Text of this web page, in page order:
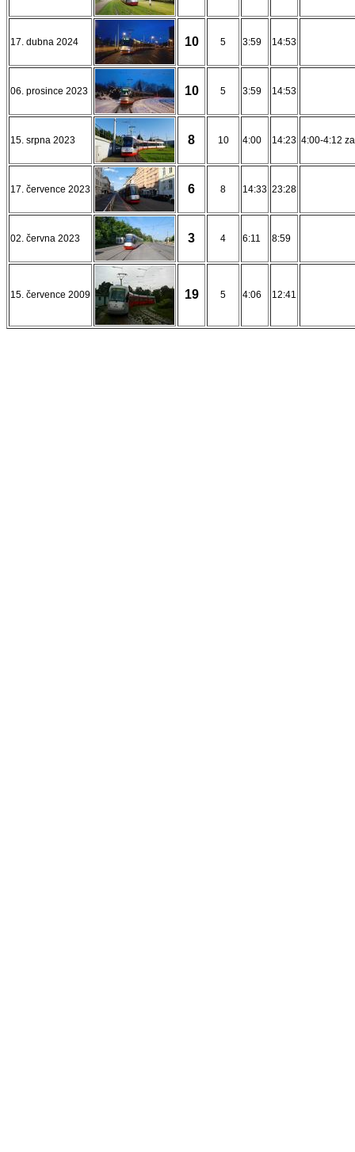
17. dubna 2024 10 5 3:59 14:53
06. prosince 2023 10 5 3:59 14:53
15. srpna 2023 8 10 4:00 14:23 4:00-4:12
17. července 2023 6 8 14:33 23:28
02. června 2023 3 4 6:11 8:59
15. července 2009 19 5 4:06 12:41